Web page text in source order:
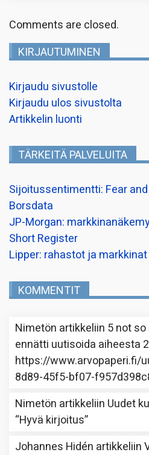
Comments are closed.
KIRJAUTUMINEN
Kirjaudu sivustolle
Kirjaudu ulos sivustolta
Artikkelin luonti
TÄRKEITÄ PALVELUITA
Sijoitussentimentti: Fear
Borsdata
JP-Morgan:
Short Register
Lipper: rahastot ja markkinat
KOMMENTIT
Nimetön artikkeliin 5 not
ennätti uutisoida aiheesta
https://www.arvopaperi.fi/
8d89-45f5-bf07-
Nimetön artikkeliin Uudet
“Hyvä kirjoitus”
Johannes Hidén artikkeliin